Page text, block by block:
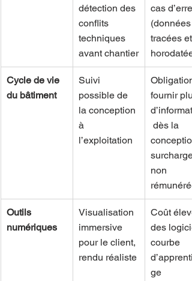
détection des
conflits
techniques
avant chantier
cas
(données
tracées et
Cycle de vie
du bâtiment
Suivi
possible de
la conception
à
l’exploitation
fournir
dès la
surcharge
non
rémunérée
Outils
numériques
Visualisation
immersive
pour le client,
rendu réaliste
Coût
des
courbe
ge